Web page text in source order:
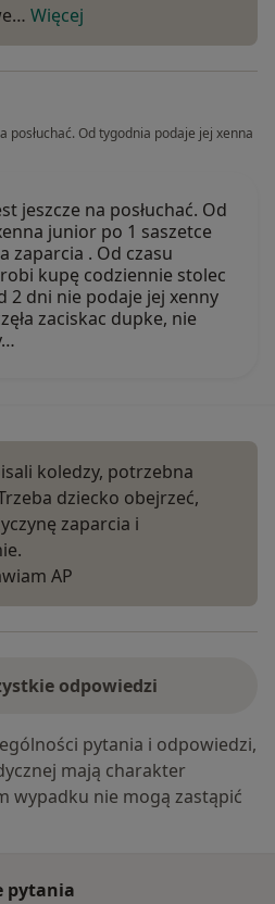
Więcej
posłuchać. Od tygodnia podaje jej xenna
jeszcze na posłuchać. Od
junior po 1 saszetce
zaparcia . Od czasu
kupę codziennie stolec
2 dni nie podaje jej xenny
zaciskac dupke, nie
koledzy, potrzebna
dziecko obejrzeć,
zaparcia i
AP
odpowiedzi
pytania i odpowiedzi,
mają charakter
wypadku nie mogą zastąpić
pytania